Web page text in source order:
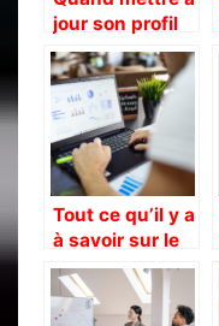
jour son profil
LinkedIn ?
Tout ce qu’il y a
à savoir sur le
marketing
digital